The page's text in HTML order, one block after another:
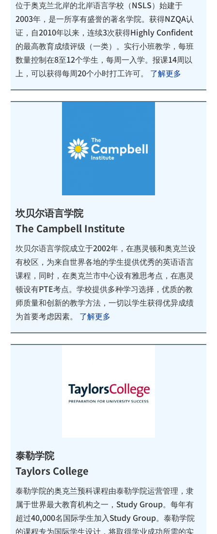
位于奥克兰北岸的北岸语言学校（NSLS）始建于
2003年，是一所享有盛誉的著名学院。获得NZQA认
证，自2010年以来，连续3次获得Highly Confident
的最高教育成绩评级（一类）。实行小班教学，每班
数量控制在8至12个学生，每周一入学。报课14周以
上，可以获得每周20个小时打工许可。 了解更多
坎贝尔语言学院
The Campbell Institute
坎贝尔语言学院成立于2002年，在惠灵顿和奥克兰设
有校区，为来自世界各地的学生提供优秀的英语语言
课程，同时，在奥克兰市中心设有雅思考点，在惠灵
顿设有PTE考点。学校提供多种学习选择，优质的教
师质量和创新的教学方法，一切以学生获得优异成绩
为首要考虑因素。 了解更多
泰勒学院
Taylors College
泰勒学院的奥克兰预科课程由泰勒学院运营管理，隶
属于世界最大教育机构之一，Study Group。每年有
超过40,000名国际学生加入Study Group。泰勒学院
的课程专为国际学生设计，将取得学业成功所需的实